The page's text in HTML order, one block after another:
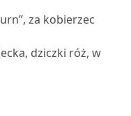
za kobierzec
dziczki róż, w